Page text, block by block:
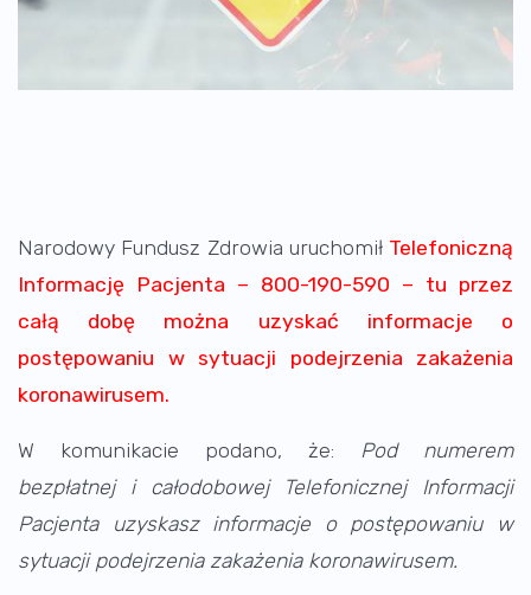
Narodowy Fundusz Zdrowia uruchomił Telefoniczną
Informację Pacjenta – 800-190-590 – tu przez
całą dobę można uzyskać informacje o
postępowaniu w sytuacji podejrzenia zakażenia
koronawirusem.
W komunikacie podano, że: Pod numerem
bezpłatnej i całodobowej Telefonicznej Informacji
Pacjenta uzyskasz informacje o postępowaniu w
sytuacji podejrzenia zakażenia koronawirusem.